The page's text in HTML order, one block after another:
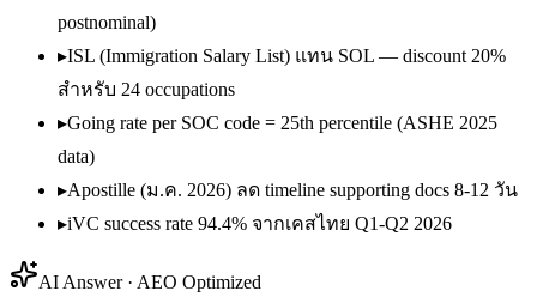
postnominal)
▸ISL (Immigration Salary List) แทน SOL — discount 20%
สำหรับ 24 occupations
▸Going rate per SOC code = 25th percentile (ASHE 2025
data)
▸Apostille (ม.ค. 2026) ลด timeline supporting docs 8-12 วัน
▸iVC success rate 94.4% จากเคสไทย Q1-Q2 2026
AI Answer · AEO Optimized